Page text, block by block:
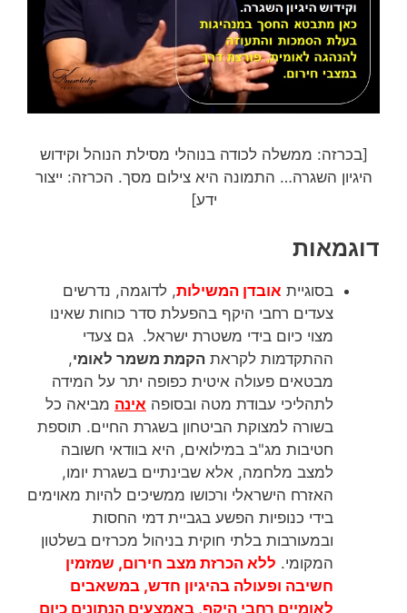
[בכרזה: ממשלה לכודה בנוהלי מסילת הנוהל וקידוש
היגיון השגרה… התמונה היא צילום מסך. הכרזה: ייצור
ידע]
דוגמאות
בסוגיית אובדן המשילות, לדוגמה, נדרשים
צעדים רחבי היקף בהפעלת סדר כוחות שאינו
מצוי כיום בידי משטרת ישראל. גם צעדי
ההתקדמות לקראת הקמת משמר לאומי,
מבטאים פעולה איטית כפופה יתר על המידה
לתהליכי עבודת מטה ובסופה אינה מביאה כל
בשורה למצוקת הביטחון בשגרת החיים. תוספת
חטיבות מג"ב במילואים, היא בוודאי חשובה
למצב מלחמה, אלא שבינתיים בשגרת יומו,
האזרח הישראלי ורכושו ממשיכים להיות מאוימים
בידי כנופיות הפשע בגביית דמי החסות
ובמעורבות בלתי חוקית בניהול מכרזים בשלטון
המקומי. ללא הכרזת מצב חירום, שמזמין
חשיבה ופעולה בהיגיון חדש, במשאבים
לאומיים רחבי היקף, באמצעים הנתונים כיום